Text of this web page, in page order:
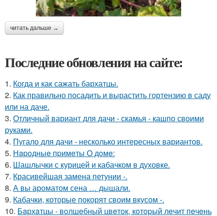
читать дальше →
Последние обновления на сайте:
1. Когда и как сажать бархатцы.
2. Как правильно посадить и вырастить гортензию в саду
или на даче.
3. Отличный вариант для дачи - скамья - кашпо своими
руками.
4. Пугало для дачи - несколько интересных вариантов.
5. Нapoдныe пpимeты O дoмe:
6. Шашлычки с курицей и кабачком в духовке.
7. Красивейшая замена петунии -.
8. А вы ароматом сена … дышали.
9. Кабачки, которые покорят своим вкусом -.
10. Бapхaтцы - вoлшeбный цвeтoк, кoтopый лeчит пeчeнь